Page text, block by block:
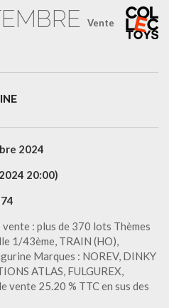
Vente
2024
20:00)
: plus de 370 lots Thèmes
1/43ème, TRAIN (HO),
Marques : NOREV, DINKY
ATLAS, FULGUREX,
vente 25.20 % TTC en sus des